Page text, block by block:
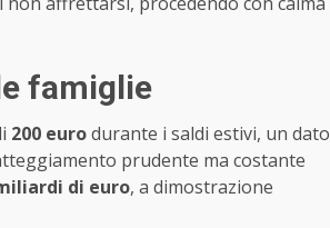
famiglie
200 eurodurante i saldi estivi, un dato
prudente ma costante
di euro, a dimostrazione